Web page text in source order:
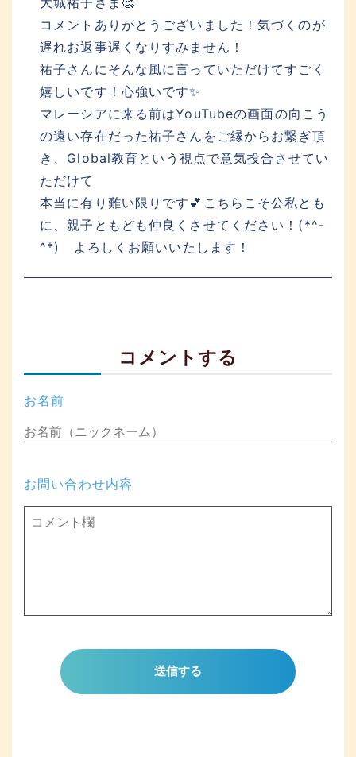
コメントありがとうございました！気づくのが
遅れお返事遅くなりすみません！
祐子さんにそんな風に言っていただけてすごく
嬉しいです！心強いです✨
マレーシアに来る前はYouTubeの画面の向こう
の遠い存在だった祐子さんをご縁からお繋ぎ頂
き、Global教育という視点で意気投合させてい
ただけて
本当に有り難い限りです💕こちらこそ公私とも
に、親子ともども仲良くさせてください！(*^-
^*) よろしくお願いいたします！
コメントする
お名前
お問い合わせ内容
送信する